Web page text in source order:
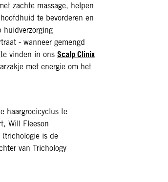
zachte massage, helpen
te bevorderen en
huidverzorging
- wanneer gemengd
vinden in ons Scalp Clinix
met energie om het
haargroeicyclus te
Will Fleeson
(trichologie is de
van Trichology